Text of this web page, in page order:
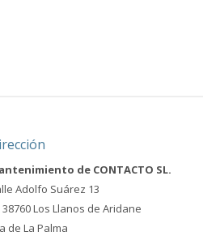
de CONTACTO SL.
Adolfo Suárez 13
38760 Los Llanos de Aridane
de La Palma